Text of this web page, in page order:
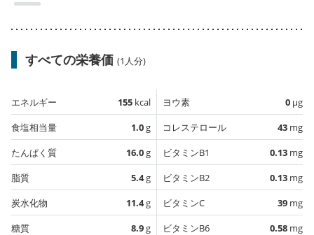
すべての栄養価 (1人分)
エネルギー 155 kcal
食塩相当量
1.0g
たんぱく質
16.0g
脂質
5.4g
炭水化物
11.4g
糖質
8.9g
ヨウ素 0 µg
コレステロール
43 mg
ビタミンB1
0.13 mg
ビタミンB2
0.13 mg
ビタミンC
39 mg
ビタミンB6
0.58 mg